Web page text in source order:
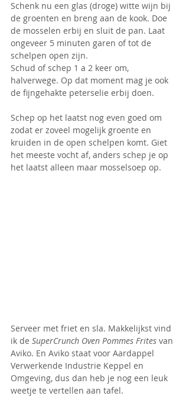
Schenk nu een glas (droge) witte wijn bij
de groenten en breng aan de kook. Doe
de mosselen erbij en sluit de pan. Laat
ongeveer 5 minuten garen of tot de
schelpen open zijn.
Schud of schep 1 a 2 keer om,
halverwege. Op dat moment mag je ook
de fijngehakte peterselie erbij doen.
Schep op het laatst nog even goed om
zodat er zoveel mogelijk groente en
kruiden in de open schelpen komt. Giet
het meeste vocht af, anders schep je op
het laatst alleen maar mosselsoep op.
Serveer met friet en sla. Makkelijkst vind
ik de SuperCrunch Oven Pommes Frites van
Aviko. En Aviko staat voor Aardappel
Verwerkende Industrie Keppel en
Omgeving, dus dan heb je nog een leuk
weetje te vertellen aan tafel.